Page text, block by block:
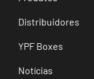
Distribuidores
YPF Boxes
Notícias